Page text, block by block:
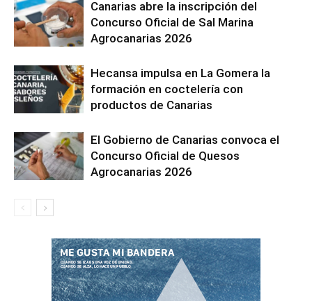
Canarias abre la inscripción del
Concurso Oficial de Sal Marina
Agrocanarias 2026
Hecansa impulsa en La Gomera la
formación en coctelería con
productos de Canarias
El Gobierno de Canarias convoca el
Concurso Oficial de Quesos
Agrocanarias 2026